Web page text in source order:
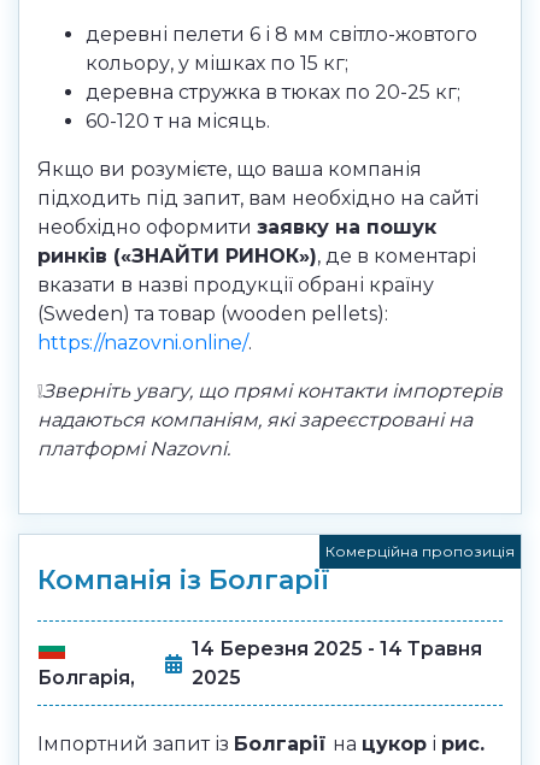
деревні пелети 6 і 8 мм світло-жовтого
кольору, у мішках по 15 кг;
деревна стружка в тюках по 20-25 кг;
60-120 т на місяць.
Якщо ви розумієте, що ваша компанія
підходить під запит, вам необхідно на сайті
необхідно оформити заявку на пошук
ринків («ЗНАЙТИ РИНОК»), де в коментарі
вказати в назві продукції обрані країну
(Sweden) та товар (wooden pellets):
https://nazovni.online/.
❕Зверніть увагу, що прямі контакти імпортерів
надаються компаніям, які зареєстровані на
платформі Nazovni.
Компанія із Болгарії
Комерційна пропозиція
Болгарія,
14 Березня 2025 - 14 Травня
2025
Імпортний запит із Болгарії на цукор і рис.